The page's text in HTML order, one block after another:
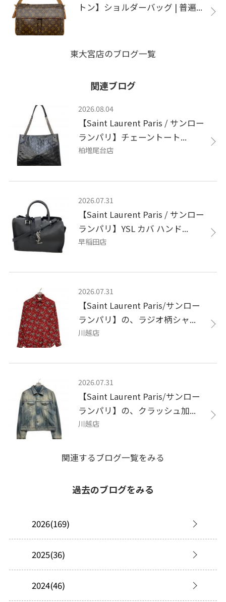
トン】ショルダーバッグ | 普遍...
東大宮店のブログ一覧
関連ブログ
2026.08.04
【Saint Laurent Paris / サンロー
ランパリ】チェーントート...
柏増尾台店
2026.07.31
【Saint Laurent Paris / サンロー
ランパリ】YSL カバ ハンド...
早稲田店
2026.07.31
【Saint Laurent Paris/サンロー
ランパリ】の、ラジオ柄シャ...
川越店
2026.07.31
【Saint Laurent Paris/サンロー
ランパリ】の、クラッシュ加...
川越店
関連するブログ一覧をみる
過去のブログをみる
2026(169)
2025(36)
2024(46)